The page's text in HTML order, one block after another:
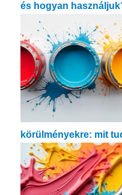
és hogyan
körülményekre: mit